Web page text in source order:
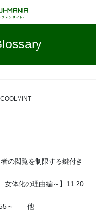
COOLMINT
の閲覧を制限する鍵付き
女体化の理由編～】11:20
～ 他